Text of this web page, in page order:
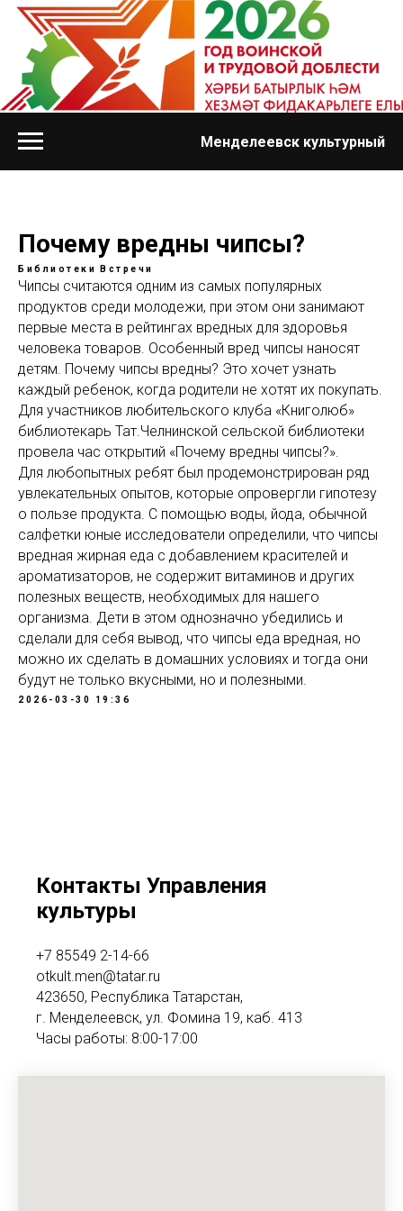
Менделеевск культурный
Почему вредны чипсы?
Библиотеки Встречи
Чипсы считаются одним из самых популярных
продуктов среди молодежи, при этом они занимают
первые места в рейтингах вредных для здоровья
человека товаров. Особенный вред чипсы наносят
детям. Почему чипсы вредны? Это хочет узнать
каждый ребенок, когда родители не хотят их покупать.
Для участников любительского клуба «Книголюб»
библиотекарь Тат.Челнинской сельской библиотеки
провела час открытий «Почему вредны чипсы?».
Для любопытных ребят был продемонстрирован ряд
увлекательных опытов, которые опровергли гипотезу
о пользе продукта. С помощью воды, йода, обычной
салфетки юные исследователи определили, что чипсы
вредная жирная еда с добавлением красителей и
ароматизаторов, не содержит витаминов и других
полезных веществ, необходимых для нашего
организма. Дети в этом однозначно убедились и
сделали для себя вывод, что чипсы еда вредная, но
можно их сделать в домашних условиях и тогда они
будут не только вкусными, но и полезными.
2026-03-30 19:36
Контакты Управления
культуры
+7 85549 2-14-66
otkult.men@tatar.ru
423650, Республика Татарстан,
г. Менделеевск, ул. Фомина 19, каб. 413
Часы работы: 8:00-17:00